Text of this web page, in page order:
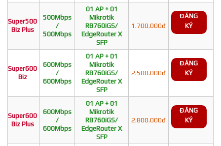
Super500
Biz Plus
500Mbps
/
500Mbps
01 AP + 01
Mikrotik
RB760iGS/
EdgeRouter X
SFP
1.700.000đ
ĐĂNG
KÝ
Super600
Biz
600Mbps
/
600Mbps
01 AP + 01
Mikrotik
RB760iGS/
EdgeRouter X
SFP
2.500.000đ
ĐĂNG
KÝ
Super600
Biz Plus
600Mbps
/
600Mbps
01 AP + 01
Mikrotik
RB760iGS/
EdgeRouter X
SFP
2.800.000đ
ĐĂNG
KÝ